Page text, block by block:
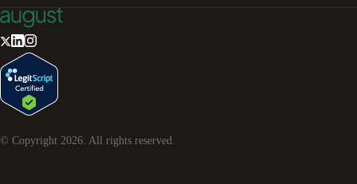
© Copyright 2026 . All rights reserved.